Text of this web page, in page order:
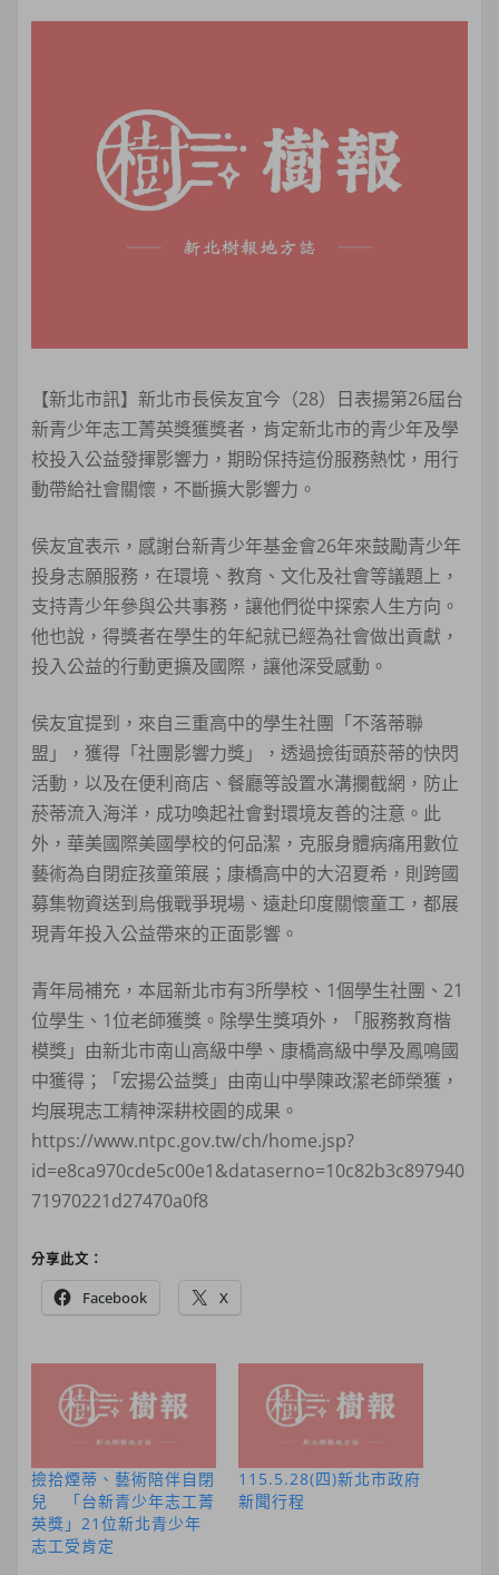
【新北市訊】新北市長侯友宜今（28）日表揚第26屆台
新青少年志工菁英獎獲獎者，肯定新北市的青少年及學
校投入公益發揮影響力，期盼保持這份服務熱忱，用行
動帶給社會關懷，不斷擴大影響力。
侯友宜表示，感謝台新青少年基金會26年來鼓勵青少年
投身志願服務，在環境、教育、文化及社會等議題上，
支持青少年參與公共事務，讓他們從中探索人生方向。
他也說，得獎者在學生的年紀就已經為社會做出貢獻，
投入公益的行動更擴及國際，讓他深受感動。
侯友宜提到，來自三重高中的學生社團「不落蒂聯
盟」，獲得「社團影響力獎」，透過撿街頭菸蒂的快閃
活動，以及在便利商店、餐廳等設置水溝攔截網，防止
菸蒂流入海洋，成功喚起社會對環境友善的注意。此
外，華美國際美國學校的何品潔，克服身體病痛用數位
藝術為自閉症孩童策展；康橋高中的大沼夏希，則跨國
募集物資送到烏俄戰爭現場、遠赴印度關懷童工，都展
現青年投入公益帶來的正面影響。
青年局補充，本屆新北市有3所學校、1個學生社團、21
位學生、1位老師獲獎。除學生獎項外，「服務教育楷
模獎」由新北市南山高級中學、康橋高級中學及鳳鳴國
中獲得；「宏揚公益獎」由南山中學陳政潔老師榮獲，
均展現志工精神深耕校園的成果。
https://www.ntpc.gov.tw/ch/home.jsp?
id=e8ca970cde5c00e1&dataserno=10c82b3c897940
71970221d27470a0f8
分享此文：
Facebook X
撿拾煙蒂、藝術陪伴自閉
兒 「台新青少年志工菁
英獎」21位新北青少年
志工受肯定
115.5.28(四)新北市政府
新聞行程